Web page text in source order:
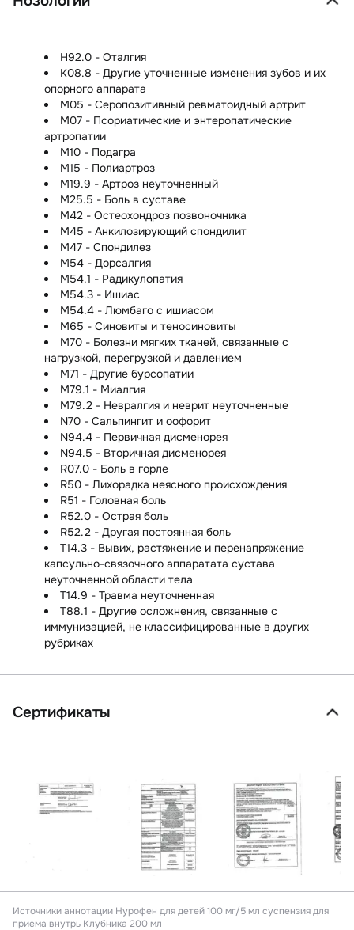
H92.0 - Оталгия
K08.8 - Другие уточненные изменения зубов и их
опорного аппарата
M05 - Серопозитивный ревматоидный артрит
M07 - Псориатические и энтеропатические
артропатии
M10 - Подагра
M15 - Полиартроз
M19.9 - Артроз неуточненный
M25.5 - Боль в суставе
M42 - Остеохондроз позвоночника
M45 - Анкилозирующий спондилит
M47 - Спондилез
M54 - Дорсалгия
M54.1 - Радикулопатия
M54.3 - Ишиас
M54.4 - Люмбаго с ишиасом
M65 - Синовиты и теносиновиты
M70 - Болезни мягких тканей, связанные с
нагрузкой, перегрузкой и давлением
M71 - Другие бурсопатии
M79.1 - Миалгия
M79.2 - Невралгия и неврит неуточненные
N70 - Сальпингит и оофорит
N94.4 - Первичная дисменорея
N94.5 - Вторичная дисменорея
R07.0 - Боль в горле
R50 - Лихорадка неясного происхождения
R51 - Головная боль
R52.0 - Острая боль
R52.2 - Другая постоянная боль
T14.3 - Вывих, растяжение и перенапряжение
капсульно-связочного аппаратата сустава
неуточненной области тела
T14.9 - Травма неуточненная
T88.1 - Другие осложнения, связанные с
иммунизацией, не классифицированные в других
рубриках
Сертификаты
Источники аннотации Нурофен для детей 100 мг/5 мл суспензия для
приема внутрь Клубника 200 мл